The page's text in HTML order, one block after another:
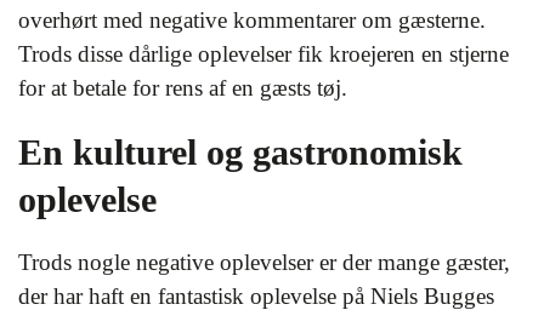
overhørt med negative kommentarer om gæsterne.
Trods disse dårlige oplevelser fik kroejeren en stjerne
for at betale for rens af en gæsts tøj.
En kulturel og gastronomisk
oplevelse
Trods nogle negative oplevelser er der mange gæster,
der har haft en fantastisk oplevelse på Niels Bugges